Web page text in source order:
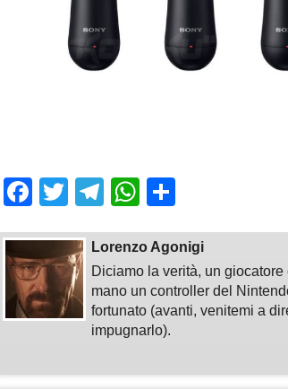
Facebook
TwitterTelegram
WhatsApp
Lorenzo Agonigi
Diciamo la verità, un
mano un controller del
fortunato (avanti, venitemi a
impugnarlo).